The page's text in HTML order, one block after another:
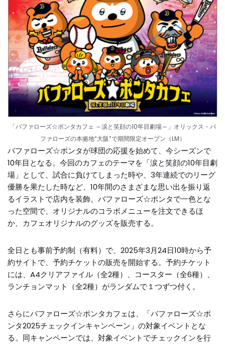
「バファローズ☆ポンタカフェ ～涙と笑顔の10年目劇場～」オリックス・バ
ファローズの本拠地“大阪”で期間限定オープン（LM）
バファローズ☆ポンタが球団の応援を始めて、今シーズンで
10年目となる。今回のカフェのテーマを「涙と笑顔の10年目劇
場」として、試合に負けてしまった時や、3年連続でのリーグ
優勝を果たした時など、10年間のさまざまな思い出を振り返
るイラストで店内を装飾。バファローズ☆ポンタで一色とな
った空間で、オリジナルのコラボメニューを注文できるほ
か、カフェオリジナルのグッズを販売する。
全日とも事前予約制（有料）で、2025年3月24日10時から予
約サイトで、予約チケットの販売を開始する。予約チケット
には、A4クリアファイル（全2種）、コースター（全6種）、
ランチョンマット（全2種）がランダムで１つずつ付く。
さらにバファローズ☆ポンタカフェは、「バファローズ☆ポ
ンタ2025チェックインキャンペーン」の対象イベントとな
る。同キャンペーンでは、対象イベントでチェックインを行